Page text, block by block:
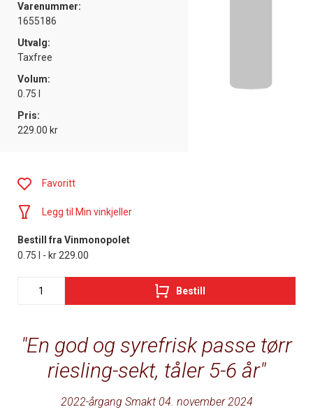
Varenummer:
1655186
Utvalg:
Taxfree
Volum:
0.75 l
Pris:
229.00 kr
En god og syrefrisk passe tørr
riesling-sekt, tåler 5-6 år
2022-årgang Smakt 04. november 2024
Favoritt
Legg til Min vinkjeller
Bestill fra Vinmonopolet
0.75 l - kr 229.00
Bestill